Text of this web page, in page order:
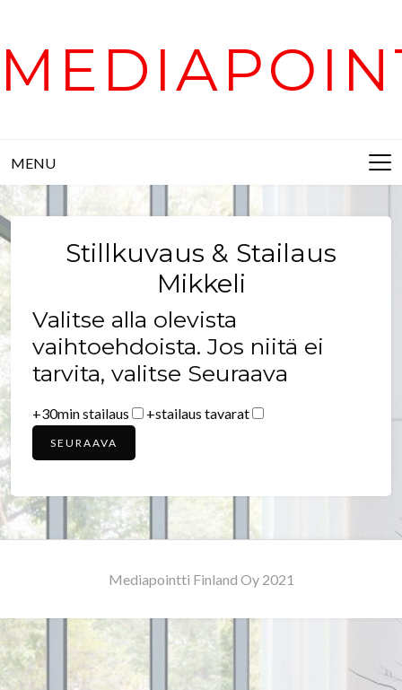
content
MENU
Stillkuvaus & Stailaus
Mikkeli
Valitse alla olevista
vaihtoehdoista. Jos niitä ei
tarvita, valitse Seuraava
+30min stailaus +stailaus tavarat
SEURAAVA
Mediapointti Finland Oy 2021